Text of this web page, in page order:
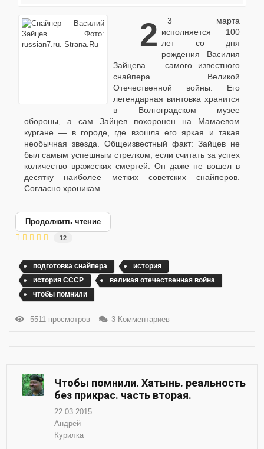
23 марта исполняется 100
лет со дня
рождения Василия
Зайцева — самого известного
снайпера Великой
Отечественной войны. Его
легендарная винтовка хранится
в Волгоградском музее
обороны, а сам Зайцев похоронен на Мамаевом
кургане — в городе, где взошла его яркая и такая
необычная звезда. Общеизвестный факт: Зайцев не
был самым успешным стрелком, если считать за успех
количество вражеских смертей. Он даже не вошел в
десятку наиболее метких советских снайперов.
Согласно хроникам...
Продолжить чтение
12
подготовка снайпера
история
история СССР
великая отечественная война
чтобы помнили
5511 просмотров 3 Комментариев
Чтобы помнили. Хатынь. реальность
без прикрас. часть вторая.
22.03.2015
Андрей
Курилка